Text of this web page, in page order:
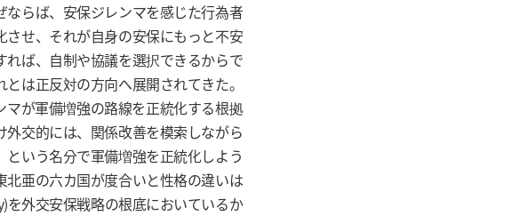
らば、安保ジレンマを感じた行為者
せ、それが自身の安保にもっと不安
ば、自制や協議を選択できるからで
は正反対の方向へ展開されてきた。
が軍備増強の路線を正統化する根拠
交的には、関係改善を模索しながら
いう名分で軍備増強を正統化しよう
亜の六カ国が度合いと性格の違いは
外交安保戦略の根底においているか